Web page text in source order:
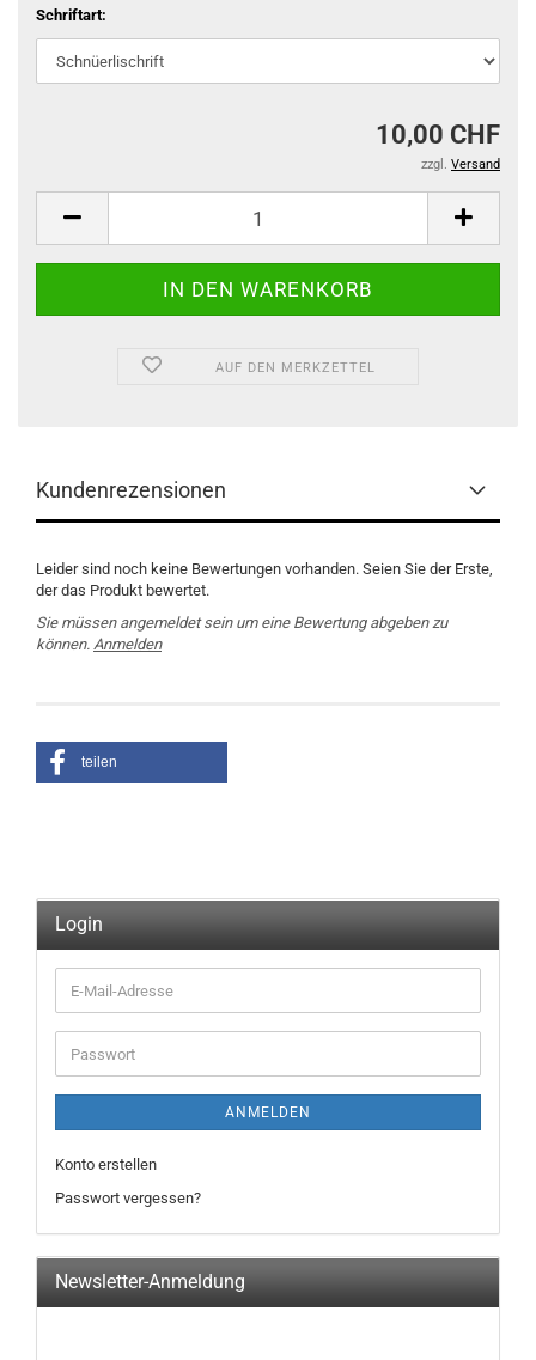
Schriftart:
10,00 CHF
zzgl. Versand
AUF DEN MERKZETTEL
Kundenrezensionen
Leider sind noch keine Bewertungen vorhanden. Seien Sie der Erste,
der das Produkt bewertet.
Sie müssen angemeldet sein um eine Bewertung abgeben zu
können. Anmelden
teilen
Login
E-
Mail-
Adresse
Passwort
ANMELDEN
Konto erstellen
Passwort vergessen?
Newsletter-Anmeldung